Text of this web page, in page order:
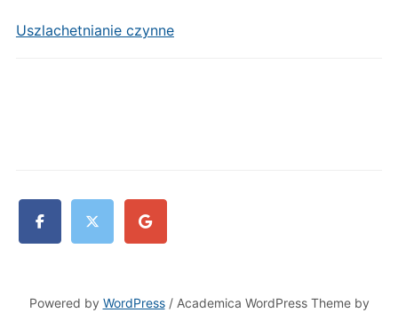
Uszlachetnianie czynne
Powered by WordPress/ Academica WordPress Theme by